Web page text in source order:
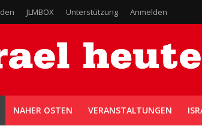
JLMBOX Unterstützung Anmelden
NAHER OSTEN VERANSTALTUNGEN